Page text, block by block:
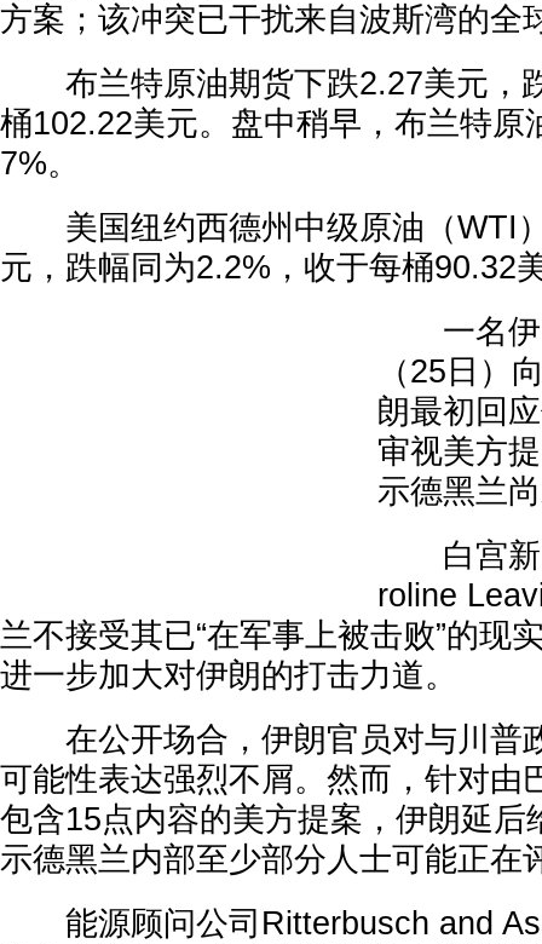
方案；该冲突已干扰来自波斯湾的全
布兰特原油期货下跌2.27美元，
桶102.22美元。盘中稍早，布兰特原
7%。
美国纽约西德州中级原油（WTI
元，跌幅同为2.2%，收于每桶90.32
一名伊
（25日）
朗最初回
审视美方
示德黑兰
白宫新
roline
兰不接受其已“在军事上被击败”的现
进一步加大对伊朗的打击力道。
在公开场合，伊朗官员对与川普
可能性表达强烈不屑。然而，针对由
包含15点内容的美方提案，伊朗延后
示德黑兰内部至少部分人士可能正在
能源顾问公司Ritterbusch and